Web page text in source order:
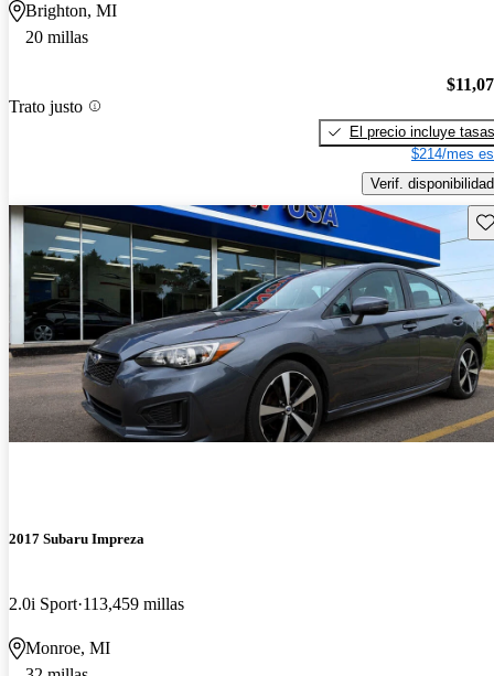
Brighton, MI
20 millas
Trato justo
El precio incluye tasas
$214/mes
Verif. disponibilidad
2017 Subaru Impreza
2.0i Sport 113,459 millas
Monroe, MI